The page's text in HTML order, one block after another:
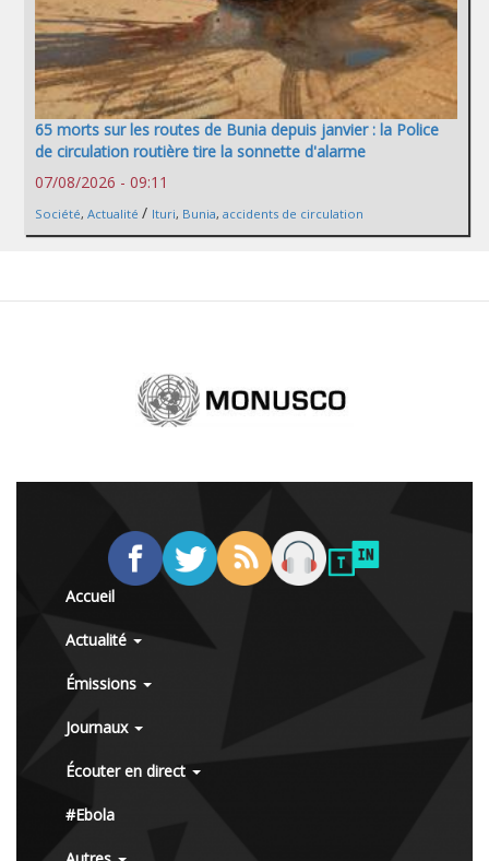
65 morts sur les routes de Bunia depuis janvier : la Police
de circulation routière tire la sonnette d'alarme
07/08/2026 - 09:11
Société, Actualité / Ituri, Bunia, accidents de circulation
Accueil
Actualité
Émissions
Journaux
Écouter en direct
#Ebola